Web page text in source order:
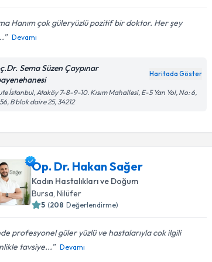
Hanım çok güleryüzlü pozitif bir doktor. Her şey
Devamı
Sema Süzen Çaypınar
Haritada Göster
İstanbul, Ataköy 7-8-9-10. Kısım Mahallesi, E-5 Yan Yol, No: 6,
B blok daire 25, 34212
Op. Dr. Hakan Sağer
Kadın Hastalıkları ve Doğum
Bursa, Nilüfer
5 (208 Değerlendirme)
profesyonel güler yüzlü ve hastalarıyla cok ilgili
tavsiye...
Devamı